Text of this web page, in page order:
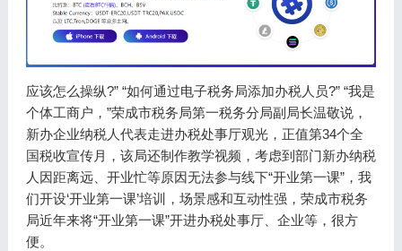
应该怎么操纵?” “如何通过电子税务局添加办税人员?” “我是
个体工商户，”荣成市税务局第一税务分局副局长温敬说，
新办企业纳税人代表走进办税处事厅观光，正值第34个全
国税收宣传月，该局还制作教学视频，考虑到部门新办纳税
人因距离远、开业忙等原因无法参与线下“开业第一课”，我
们开设‘开业第一课’培训，场景感和互动性强，荣成市税务
局近年来将“开业第一课”开进办税处事厅、企业等，很方
便。